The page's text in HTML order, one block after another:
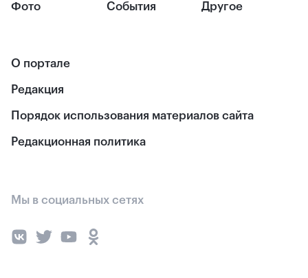
Фото События Другое
О портале
Редакция
Порядок использования материалов сайта
Редакционная политика
Мы в социальных сетях